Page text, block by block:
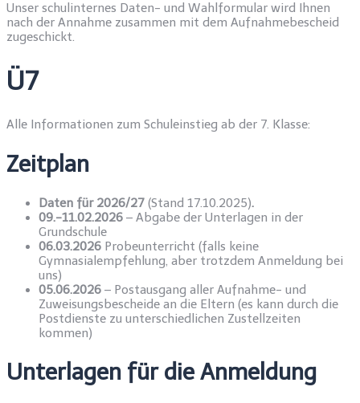
Unser schulinternes Daten- und Wahlformular wird Ihnen
nach der Annahme zusammen mit dem Aufnahmebescheid
zugeschickt.
Ü7
Alle Informationen zum Schuleinstieg ab der 7. Klasse:
Zeitplan
Daten für 2026/27 (Stand 17.10.2025).
09.-11.02.2026 – Abgabe der Unterlagen in der
Grundschule
06.03.2026 Probeunterricht (falls keine
Gymnasialempfehlung, aber trotzdem Anmeldung bei
uns)
05.06.2026 – Postausgang aller Aufnahme- und
Zuweisungsbescheide an die Eltern (es kann durch die
Postdienste zu unterschiedlichen Zustellzeiten
kommen)
Unterlagen für die Anmeldung